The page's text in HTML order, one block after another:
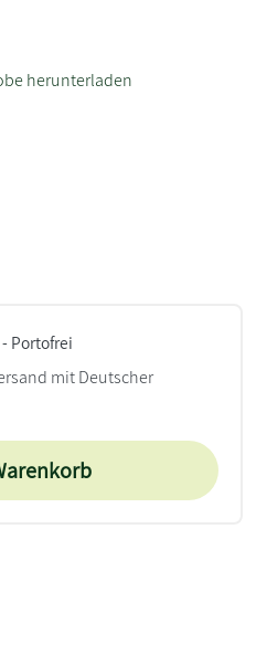
herunterladen
- Portofrei
mit Deutscher